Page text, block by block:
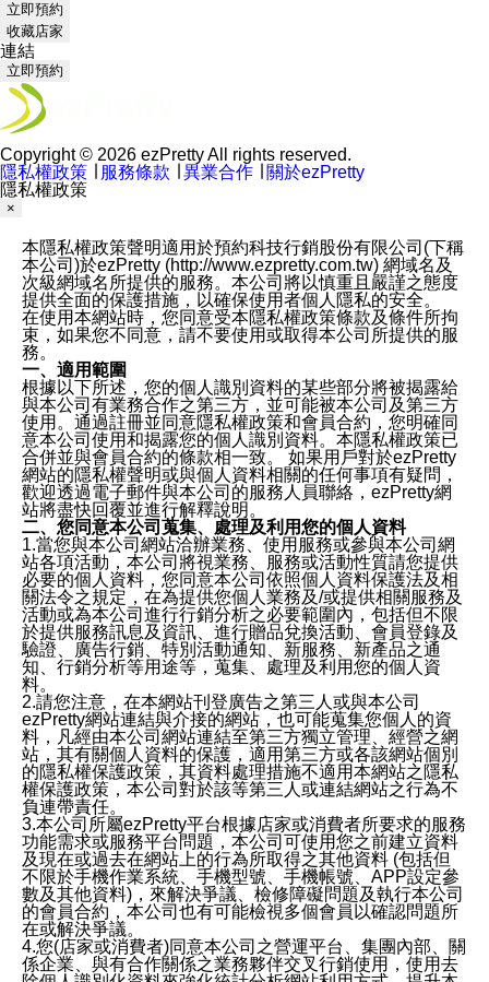
立即預約
收藏店家
連結
立即預約
Copyright © 2026 ezPretty All rights reserved.
隱私權政策
服務條款 異業合作
關於ezPretty
隱私權政策
×
本隱私權政策聲明適用於預約科技行銷股份有限公司(下稱
本公司)於ezPretty (http://www.ezpretty.com.tw) 網域名及
次級網域名所提供的服務。本公司將以慎重且嚴謹之態度
提供全面的保護措施，以確保使用者個人隱私的安全。
在使用本網站時，您同意受本隱私權政策條款及條件所拘
束，如果您不同意，請不要使用或取得本公司所提供的服
務。
一、適用範圍
根據以下所述，您的個人識別資料的某些部分將被揭露給
與本公司有業務合作之第三方，並可能被本公司及第三方
使用。通過註冊並同意隱私權政策和會員合約，您明確同
意本公司使用和揭露您的個人識別資料。本隱私權政策已
合併並與會員合約的條款相一致。 如果用戶對於ezPretty
網站的隱私權聲明或與個人資料相關的任何事項有疑問，
歡迎透過電子郵件與本公司的服務人員聯絡，ezPretty網
站將盡快回覆並進行解釋說明。
二、您同意本公司蒐集、處理及利用您的個人資料
1.當您與本公司網站洽辦業務、使用服務或參與本公司網
站各項活動，本公司將視業務、服務或活動性質請您提供
必要的個人資料，您同意本公司依照個人資料保護法及相
關法令之規定，在為提供您個人業務及/或提供相關服務及
活動或為本公司進行行銷分析之必要範圍內，包括但不限
於提供服務訊息及資訊、進行贈品兌換活動、會員登錄及
驗證、廣告行銷、特別活動通知、新服務、新產品之通
知、行銷分析等用途等，蒐集、處理及利用您的個人資
料。
2.請您注意，在本網站刊登廣告之第三人或與本公司
ezPretty網站連結與介接的網站，也可能蒐集您個人的資
料，凡經由本公司網站連結至第三方獨立管理、經營之網
站，其有關個人資料的保護，適用第三方或各該網站個別
的隱私權保護政策，其資料處理措施不適用本網站之隱私
權保護政策，本公司對於該等第三人或連結網站之行為不
負連帶責任。
3.本公司所屬ezPretty平台根據店家或消費者所要求的服務
功能需求或服務平台問題，本公司可使用您之前建立資料
及現在或過去在網站上的行為所取得之其他資料 (包括但
不限於手機作業系統、手機型號、手機帳號、APP設定參
數及其他資料)，來解決爭議、檢修障礙問題及執行本公司
的會員合約，本公司也有可能檢視多個會員以確認問題所
在或解決爭議。
4.您(店家或消費者)同意本公司之營運平台、集團內部、關
係企業、與有合作關係之業務夥伴交叉行銷使用，使用去